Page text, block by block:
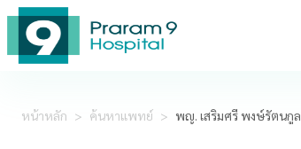
หน้าหลัก > ค้นหาแพทย์ > พญ. เสริมศรี พงษ์รัตนกูล